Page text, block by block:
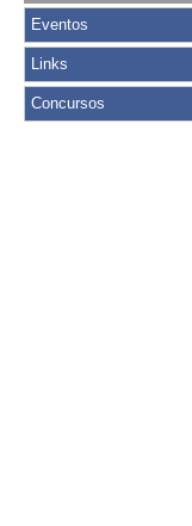
Eventos
Links
Concursos